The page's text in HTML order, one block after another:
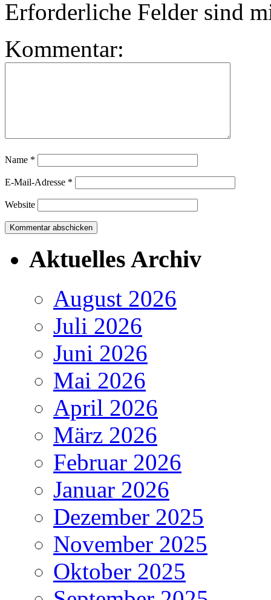
Erforderliche Felder sind
Kommentar:
Name *
E-Mail-Adresse *
Website
Aktuelles Archiv
August 2026
Juli 2026
Juni 2026
Mai 2026
April 2026
März 2026
Februar 2026
Januar 2026
Dezember 2025
November 2025
Oktober 2025